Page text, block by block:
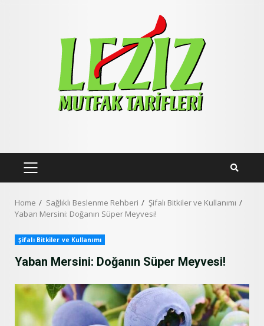
PRIMARY
Home Sağlıklı Beslenme Rehberi
Şifalı Bitkiler ve Kullanımı
Yaban Mersini: Doğanın Süper Meyvesi!
Şifalı Bitkiler ve Kullanımı
Yaban Mersini: Doğanın Süper Meyvesi!